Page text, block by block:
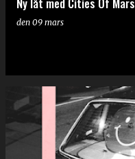
den 09 mars